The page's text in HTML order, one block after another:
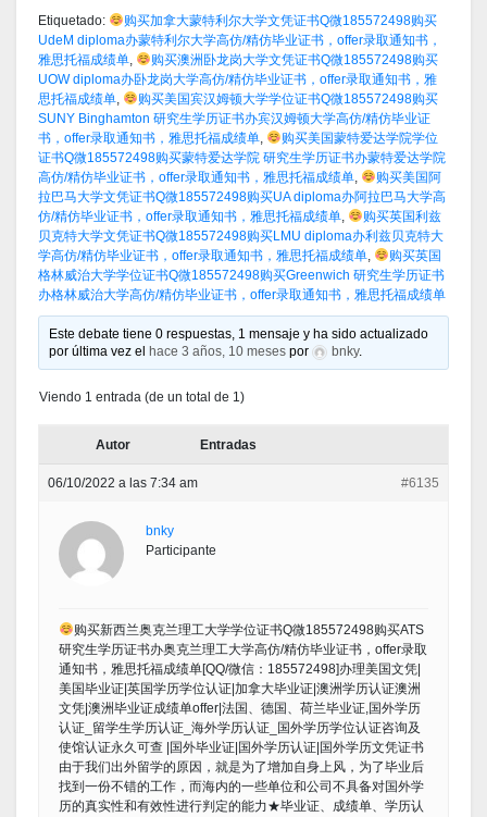
Etiquetado:
购买加拿大蒙特利尔大学文凭证书Q微185572498购买
UdeM diploma办蒙特利尔大学高仿/精仿毕业证书，offer录取通知书，
雅思托福成绩单,
购买澳洲卧龙岗大学文凭证书Q微185572498购买
UOW diploma办卧龙岗大学高仿/精仿毕业证书，offer录取通知书，雅
思托福成绩单,
购买美国宾汉姆顿大学学位证书Q微185572498购买
SUNY Binghamton 研究生学历证书办宾汉姆顿大学高仿/精仿毕业证
书，offer录取通知书，雅思托福成绩单,
购买美国蒙特爱达学院学位
证书Q微185572498购买蒙特爱达学院 研究生学历证书办蒙特爱达学院
高仿/精仿毕业证书，offer录取通知书，雅思托福成绩单,
购买美国阿
拉巴马大学文凭证书Q微185572498购买UA diploma办阿拉巴马大学高
仿/精仿毕业证书，offer录取通知书，雅思托福成绩单,
购买英国利兹
贝克特大学文凭证书Q微185572498购买LMU diploma办利兹贝克特大
学高仿/精仿毕业证书，offer录取通知书，雅思托福成绩单,
购买英国
格林威治大学学位证书Q微185572498购买Greenwich 研究生学历证书
办格林威治大学高仿/精仿毕业证书，offer录取通知书，雅思托福成绩单
Este debate tiene 0 respuestas, 1 mensaje y ha sido actualizado
por última vez el
hace 3 años, 10 meses por bnky.
Viendo 1 entrada (de un total de 1)
Autor Entradas
06/10/2022 a las 7:34 am #6135
bnky
Participante
购买新西兰奥克兰理工大学学位证书Q微185572498购买ATS
研究生学历证书办奥克兰理工大学高仿/精仿毕业证书，offer录取
通知书，雅思托福成绩单[QQ/微信：185572498]办理美国文凭|
美国毕业证|英国学历学位认证|加拿大毕业证|澳洲学历认证澳洲
文凭|澳洲毕业证成绩单offer|法国、德国、荷兰毕业证,国外学历
认证_留学生学历认证_海外学历认证_国外学历学位认证咨询及
使馆认证永久可查 |国外毕业证|国外学历认证|国外学历文凭证书
由于我们出外留学的原因，就是为了增加自身上风，为了毕业后
找到一份不错的工作，而海内的一些单位和公司不具备对国外学
历的真实性和有效性进行判定的能力★毕业证、成绩单、学历认